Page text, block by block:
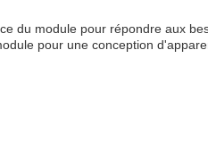
du module pour répondre aux
pour une conception